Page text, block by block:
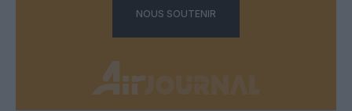
NOUS SOUTENIR